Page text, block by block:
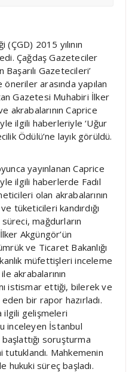
2015 yılının
Çağdaş Gazeteciler
Başarılı Gazetecileri’
öneriler arasında yapılan
Gazetesi Muhabiri İlker
akrabalarının Caprice
ilgili haberleriyle ‘Uğur
Ödülü’ne layık görüldü.
yayınlanan Caprice
ilgili haberlerde Fadıl
olan akrabalarının
tüketicileri kandırdığı
mağdurların
Akgüngör’ün
ve Ticaret Bakanlığı
müfettişleri inceleme
akrabalarının
istismar ettiği, bilerek ve
eden bir rapor hazırladı.
ilgili gelişmeleri
inceleyen İstanbul
başlattığı soruşturma
Mahkemenin
hukuki süreç başladı.